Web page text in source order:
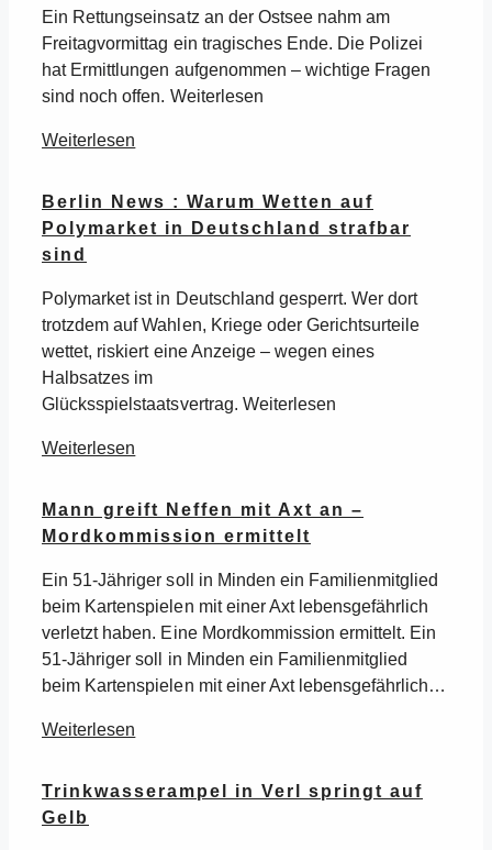
Ein Rettungseinsatz an der Ostsee nahm am
Freitagvormittag ein tragisches Ende. Die Polizei
hat Ermittlungen aufgenommen – wichtige Fragen
sind noch offen. Weiterlesen
Weiterlesen
Berlin News : Warum Wetten auf
Polymarket in Deutschland strafbar
sind
Polymarket ist in Deutschland gesperrt. Wer dort
trotzdem auf Wahlen, Kriege oder Gerichtsurteile
wettet, riskiert eine Anzeige – wegen eines
Halbsatzes im
Glücksspielstaatsvertrag. Weiterlesen
Weiterlesen
Mann greift Neffen mit Axt an –
Mordkommission ermittelt
Ein 51-Jähriger soll in Minden ein Familienmitglied
beim Kartenspielen mit einer Axt lebensgefährlich
verletzt haben. Eine Mordkommission ermittelt. Ein
51-Jähriger soll in Minden ein Familienmitglied
beim Kartenspielen mit einer Axt lebensgefährlich…
Weiterlesen
Trinkwasserampel in Verl springt auf
Gelb